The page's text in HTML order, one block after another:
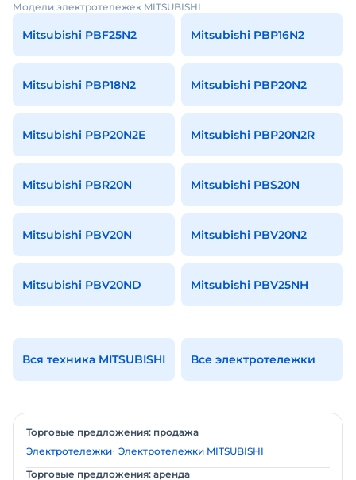
Модели электротележек MITSUBISHI
Mitsubishi PBF25N2 Mitsubishi PBP16N2
Mitsubishi PBP18N2 Mitsubishi PBP20N2
Mitsubishi PBP20N2E Mitsubishi PBP20N2R
Mitsubishi PBR20N Mitsubishi PBS20N
Mitsubishi PBV20N Mitsubishi PBV20N2
Mitsubishi PBV20ND Mitsubishi PBV25NH
Вся техника MITSUBISHI Все электротележки
Торговые предложения: продажа
Электротележки Электротележки MITSUBISHI
Торговые предложения: аренда